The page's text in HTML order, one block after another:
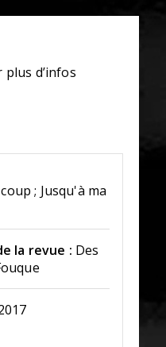
plus d’infos
; Jusqu'à ma
la revue : Des